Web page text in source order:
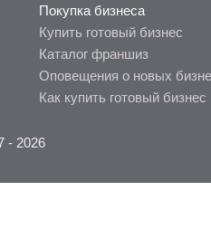
Покупка бизнеса
Купить готовый бизнес
Каталог франшиз
Оповещения о новых
Как купить готовый бизнес
- 2026